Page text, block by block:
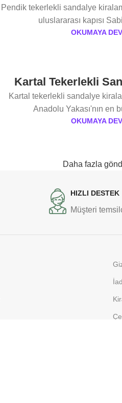
Pendik tekerlekli sandalye
uluslararası kapısı
OKUMAYA
Kartal Tekerlekli
Kartal tekerlekli sandalye
Anadolu Yakası'nın en
OKUMAYA
Daha fazla
HIZLI DESTEK
Müşteri